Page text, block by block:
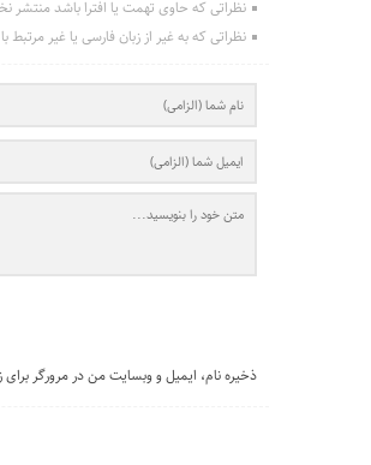
نظراتی که حاوی تهمت یا افترا باشد منتشر
نظراتی که به غیر از زبان فارسی یا غیر
ذخیره نام، ایمیل و وبسایت من در مرورگر